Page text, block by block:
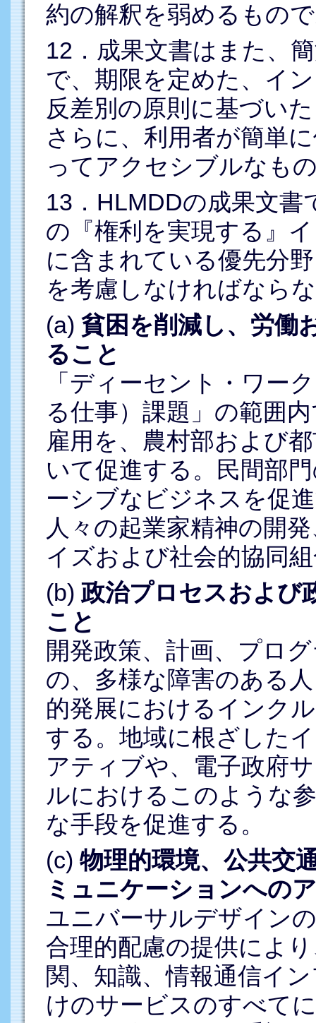
約の解釈を弱めるもの
12．成果文書はまた、
で、期限を定めた、イ
反差別の原則に基づい
さらに、利用者が簡単
ってアクセシブルなも
13．HLMDDの成果文書
の『権利を実現する』
に含まれている優先分
を考慮しなければなら
(a) 貧困を削減し、労働
ること
「ディーセント・ワー
る仕事）課題」の範囲
雇用を、農村部および
いて促進する。民間部
ーシブなビジネスを促
人々の起業家精神の開
イズおよび社会的協同
(b)政治プロセスおよび
こと
開発政策、計画、プロ
の、多様な障害のある
的発展におけるインク
する。地域に根ざした
アティブや、電子政府
ルにおけるこのような
な手段を促進する。
(c) 物理的環境、公共交
ミュニケーションへの
ユニバーサルデザイン
合理的配慮の提供によ
関、知識、情報通信イ
けのサービスのすべて